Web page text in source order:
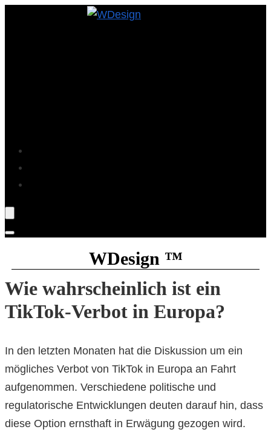
WDesign ™
Wie wahrscheinlich ist ein
TikTok-Verbot in Europa?
In den letzten Monaten hat die Diskussion um ein
mögliches Verbot von TikTok in Europa an Fahrt
aufgenommen. Verschiedene politische und
regulatorische Entwicklungen deuten darauf hin, dass
diese Option ernsthaft in Erwägung gezogen wird.